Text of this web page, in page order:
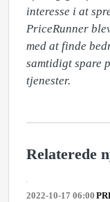
interesse i at
PriceRunner
med at finde
samtidigt spare
Relaterede
2022-10-17 06:00